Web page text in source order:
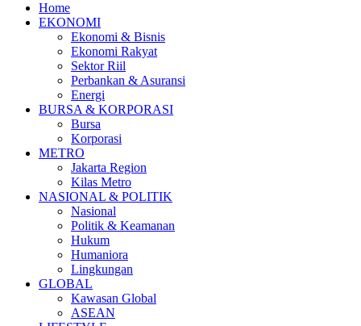
Home
EKONOMI
Ekonomi & Bisnis
Ekonomi Rakyat
Sektor Riil
Perbankan & Asuransi
Energi
BURSA & KORPORASI
Bursa
Korporasi
METRO
Jakarta Region
Kilas Metro
NASIONAL & POLITIK
Nasional
Politik & Keamanan
Hukum
Humaniora
Lingkungan
GLOBAL
Kawasan Global
ASEAN